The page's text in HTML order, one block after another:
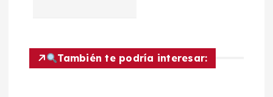
También te podría interesar: